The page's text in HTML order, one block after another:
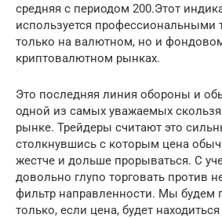
средняя с периодом 200.Этот
используется профессиональными
только на валютном, но и
криптовалютном рынках.
Это последняя линия обороны и
одной из самых уважаемых
рынке. Трейдеры считают это
столкнувшись с которым цена
жестче и дольше прорываться. С
довольно глупо торговать против
фильтр направленности. Мы будем
только, если цена, будет